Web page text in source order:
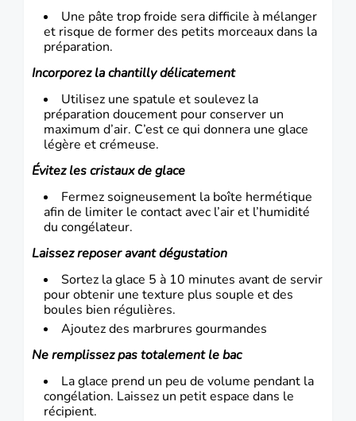
Une pâte trop froide sera difficile à mélanger
et risque de former des petits morceaux dans la
préparation.
Incorporez la chantilly délicatement
Utilisez une spatule et soulevez la
préparation doucement pour conserver un
maximum d’air. C’est ce qui donnera une glace
légère et crémeuse.
Évitez les cristaux de glace
Fermez soigneusement la boîte hermétique
afin de limiter le contact avec l’air et l’humidité
du congélateur.
Laissez reposer avant dégustation
Sortez la glace 5 à 10 minutes avant de servir
pour obtenir une texture plus souple et des
boules bien régulières.
Ajoutez des marbrures gourmandes
Ne remplissez pas totalement le bac
La glace prend un peu de volume pendant la
congélation. Laissez un petit espace dans le
récipient.